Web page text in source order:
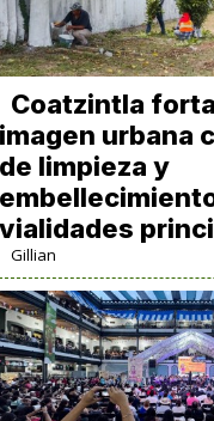
Coatzintla
imagen urbana
de limpieza y
vialidades
Gillian